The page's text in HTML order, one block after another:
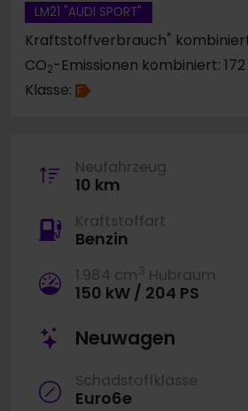
LM21 "AUDI SPORT"
Kraftstoffverbrauch*
CO2-Emissionen kombiniert:
Klasse: F
Neufahrzeug
10 km
Kraftstoffart
Benzin
1.984 cm 3 Hubraum
150 kW / 204 PS
Neuwagen
Schadstoffklasse
Euro6e